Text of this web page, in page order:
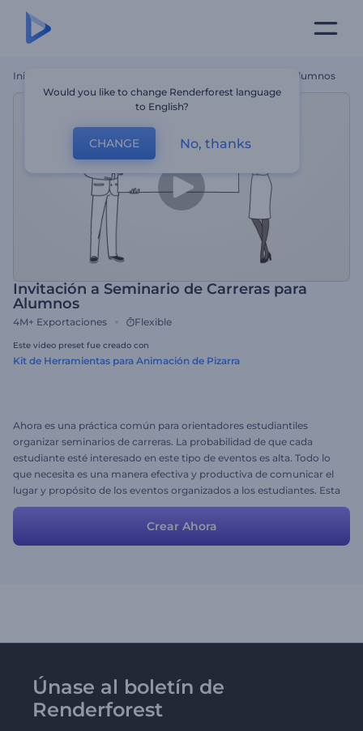
Inicio Invitación A Seminario De Carreras Para Alumnos
Invitación a Seminario de Carreras para
Alumnos
4M+ Exportaciones Flexible
Este video preset fue creado con
Kit de Herramientas para Animación de Pizarra
Ahora es una práctica común para orientadores estudiantiles
organizar seminarios de carreras. La probabilidad de que cada
estudiante esté interesado en este tipo de eventos es alta. Todo lo
que necesita es una manera efectiva y productiva de comunicar el
lugar y propósito de los eventos organizados a los estudiantes. Esta
historia preestablecida es perfecta para este propósito.
Simplemente cambie la fecha y el lugar para modificar un poco el
guión y su video de invitación para seminarios de carrera estará listo
Crear Ahora
Únase al boletín de
Renderforest
Would you like to change Renderforest language
to English?
CHANGE No, thanks